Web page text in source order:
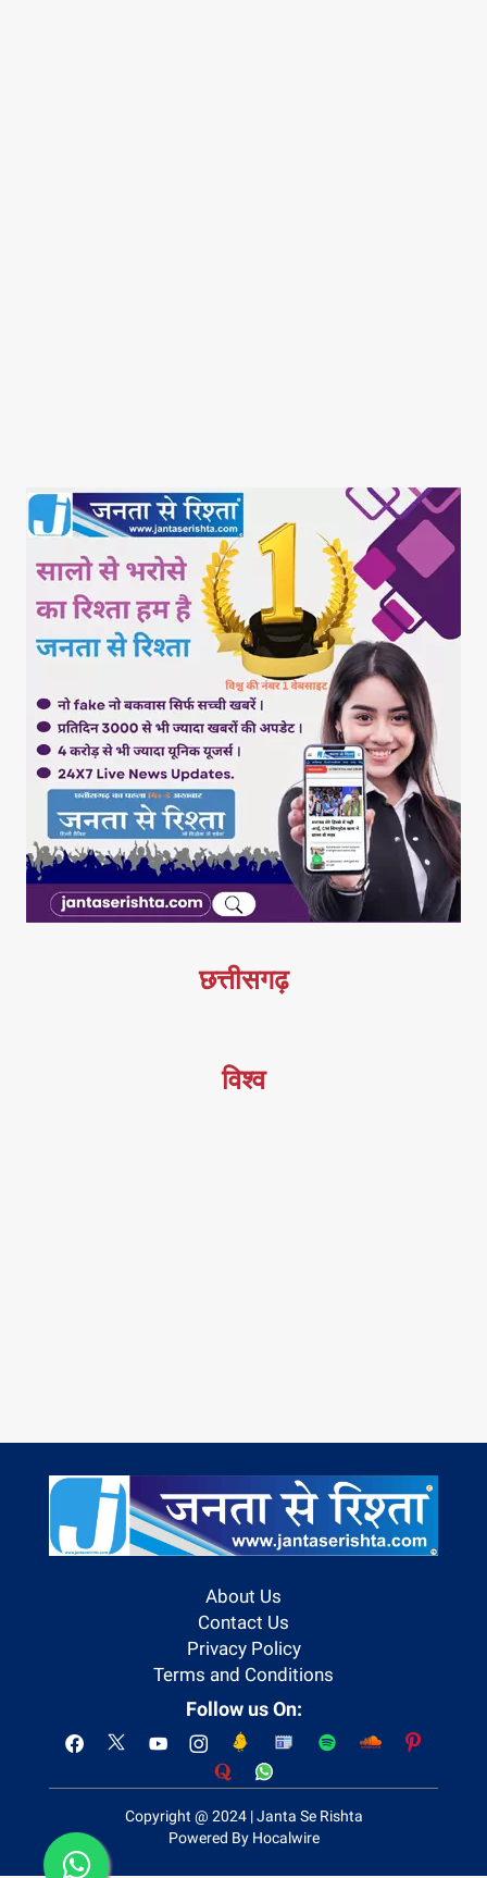
छत्तीसगढ़
विश्व
About Us
Contact Us
Privacy Policy
Terms and Conditions
Follow us On:
Copyright @ 2024 | Janta Se Rishta
Powered By Hocalwire